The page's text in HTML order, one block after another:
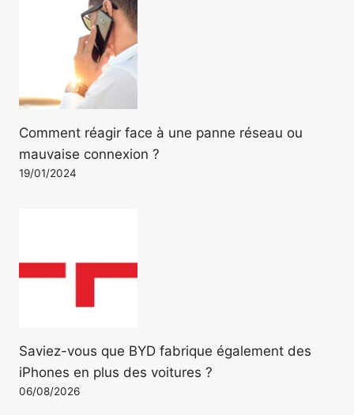
Comment réagir face à une panne réseau ou
mauvaise connexion ?
19/01/2024
Saviez-vous que BYD fabrique également des
iPhones en plus des voitures ?
06/08/2026